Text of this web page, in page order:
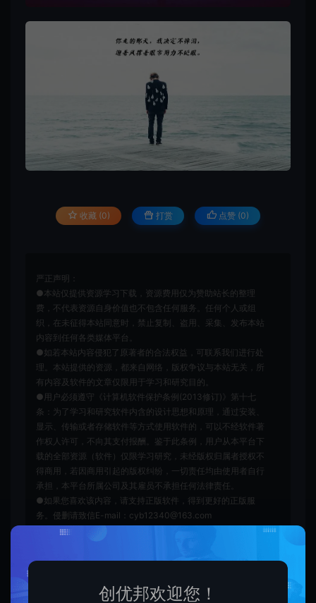
收藏 (0) 打赏 点赞 (0)
严正声明：
●本站仅提供资源学习下载，资源费用仅为赞助站长的整理
费，不代表资源自身价值也不包含任何服务。任何个人或组
织，在未征得本站同意时，禁止复制、盗用、采集、发布本站
内容到任何各类媒体平台。
●如若本站内容侵犯了原著者的合法权益，可联系我们进行处
理。本站提供的资源，都来自网络，版权争议与本站无关，所
有内容及软件的文章仅限用于学习和研究目的。
●用户必须遵守《计算机软件保护条例(2013修订)》第十七
条：为了学习和研究软件内含的设计思想和原理，通过安装、
显示、传输或者存储软件等方式使用软件的，可以不经软件著
作权人许可，不向其支付报酬。鉴于此条例，用户从本平台下
载的全部资源（软件）仅限学习研究，未经版权归属者授权不
得商用，若因商用引起的版权纠纷，一切责任均由使用者自行
承担，本平台所属公司及其雇员不承担任何法律责任。
●如果您喜欢该内容，请支持正版软件，得到更好的正版服
务。侵删请致信E-mail：cyb12340@163.com
发圈素材
过后再无期待图片
https://cy.zhaishanghui.cn/1680.html
创优邦欢迎您！